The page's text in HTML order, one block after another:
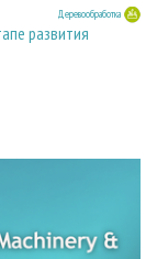
Деревообработка
развития